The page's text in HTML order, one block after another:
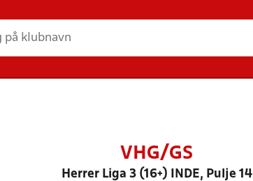
VHG/GS
Herrer Liga 3 (16+) INDE, Pulje 14